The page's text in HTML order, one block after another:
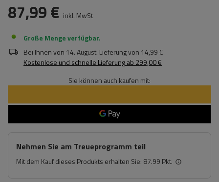
87,99 € inkl. MwSt
Große Menge verfügbar
Bei Ihnen von 14. August. Lieferung von 14,99 €
Kostenlose und schnelle Lieferungab 299,00 €
Sie können auch kaufen mit:
Nehmen Sie am Treueprogramm teil
Mit dem Kauf dieses Produkts erhalten Sie: 87.99 Pkt.